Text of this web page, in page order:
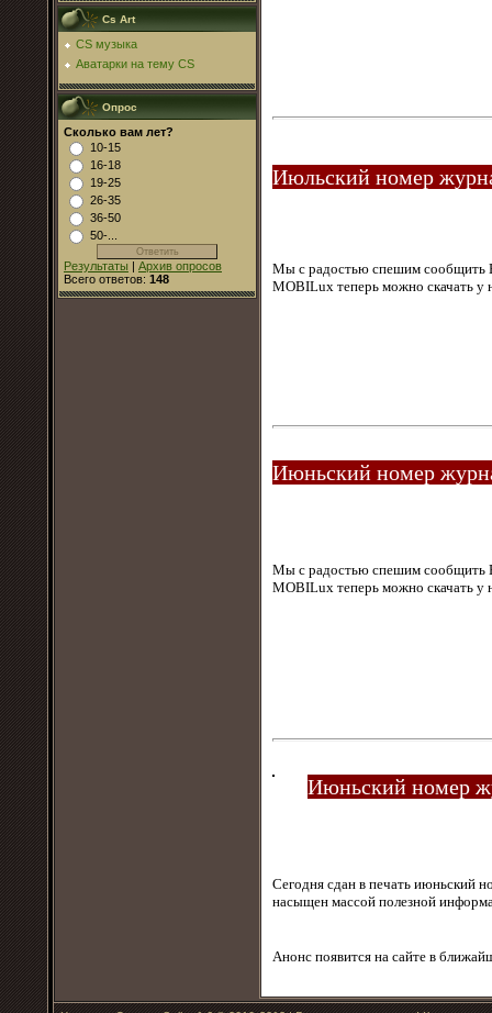
Cs Art
CS музыка
Аватарки на тему CS
Опрос
Сколько вам лет?
10-15
16-18
19-25
26-35
36-50
50-...
Результаты | Архив опросов
Всего ответов: 148
Июльский номер
Мы с радостью спешим сообщить
MOBILux теперь можно скачать у
Июньский номер
Мы с радостью спешим сообщить
MOBILux теперь можно скачать у
Июньский номер
Сегодня сдан в печать июньский
насыщен массой полезной
Анонс появится на сайте в